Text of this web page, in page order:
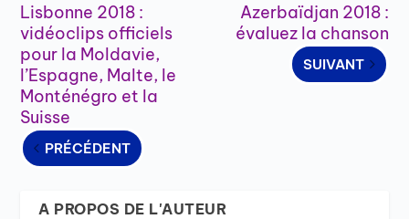
Lisbonne 2018 :
vidéoclips officiels
pour la Moldavie,
l’Espagne, Malte, le
Monténégro et la
Suisse
PRÉCÉDENT
Azerbaïdjan 2018 :
évaluez la chanson
SUIVANT
A PROPOS DE L'AUTEUR